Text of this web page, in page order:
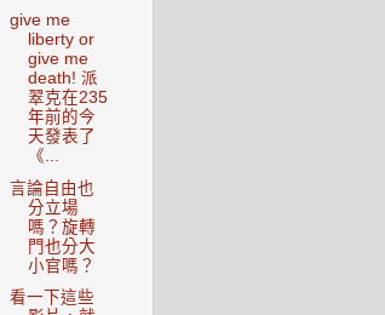
give me
liberty or
give me
death! 派
翠克在235
年前的今
天發表了
《...
言論自由也
分立場
嗎？旋轉
門也分大
小官嗎？
看一下這些